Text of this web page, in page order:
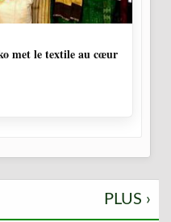
met le textile au cœur
PLUS ›